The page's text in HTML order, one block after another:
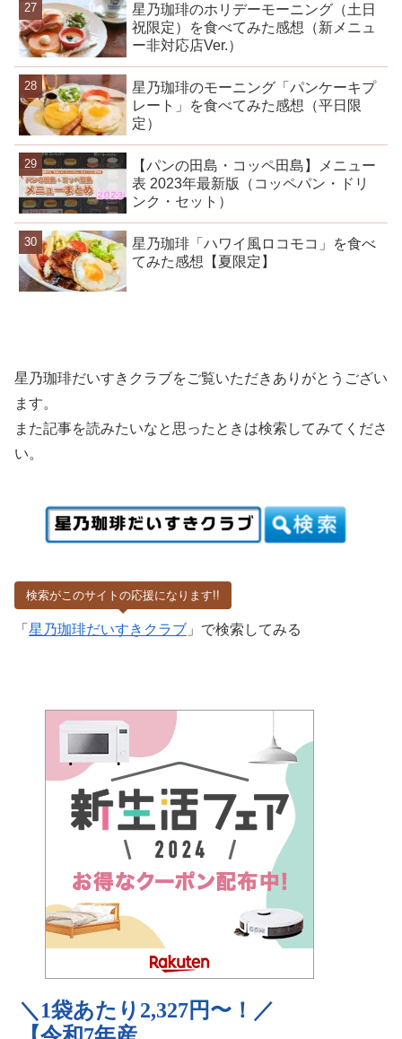
星乃珈琲のホリデーモーニング（土日
祝限定）を食べてみた感想（新メニュ
ー非対応店Ver.）
星乃珈琲のモーニング「パンケーキプ
レート」を食べてみた感想（平日限
定）
【パンの田島・コッペ田島】メニュー
表 2023年最新版（コッペパン・ドリ
ンク・セット）
星乃珈琲「ハワイ風ロコモコ」を食べ
てみた感想【夏限定】
星乃珈琲だいすきクラブをご覧いただきありがとうござい
ます。
また記事を読みたいなと思ったときは検索してみてくださ
い。
検索がこのサイトの応援になります!!
「 星乃珈琲だいすきクラブ 」で検索してみる